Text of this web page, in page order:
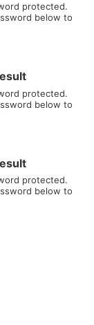
protected.
below to
protected.
below to
protected.
below to